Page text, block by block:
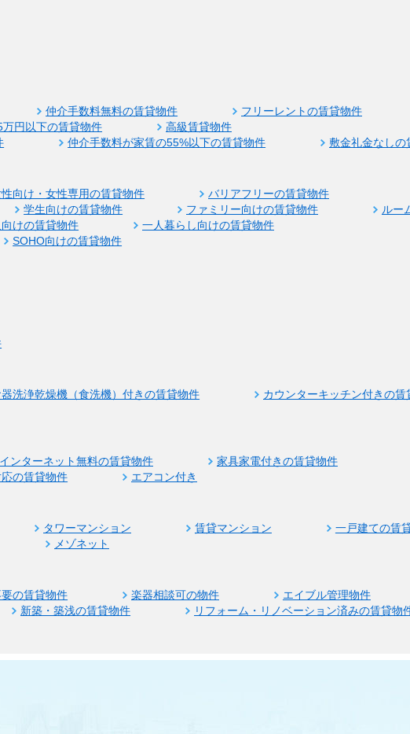
仲介手数料無料の賃貸物件
フリーレントの賃貸物件
万円以下の賃貸物件
高級賃貸物件
仲介手数料が家賃の55%以下の賃貸物件 敷金礼金なしの
向け・女性専用の賃貸物件
バリアフリーの賃貸物件
学生向けの賃貸物件 ファミリー向けの賃貸物件
ルー
けの賃貸物件
一人暮らし向けの賃貸物件
SOHO向けの賃貸物件
洗浄乾燥機（食洗機）付きの賃貸物件
カウンターキッチン付きの賃
インターネット無料の賃貸物件
家具家電付きの賃貸物件
の賃貸物件 エアコン付き
タワーマンション 賃貸マンション
一戸建ての賃
メゾネット
の賃貸物件 楽器相談可の物件
エイブル管理物件
新築・築浅の賃貸物件 リフォーム・リノベーション済みの賃貸物